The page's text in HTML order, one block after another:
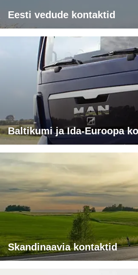
Eesti vedude kontaktid
Baltikumi ja Ida-Euroopa
Skandinaavia kontaktid